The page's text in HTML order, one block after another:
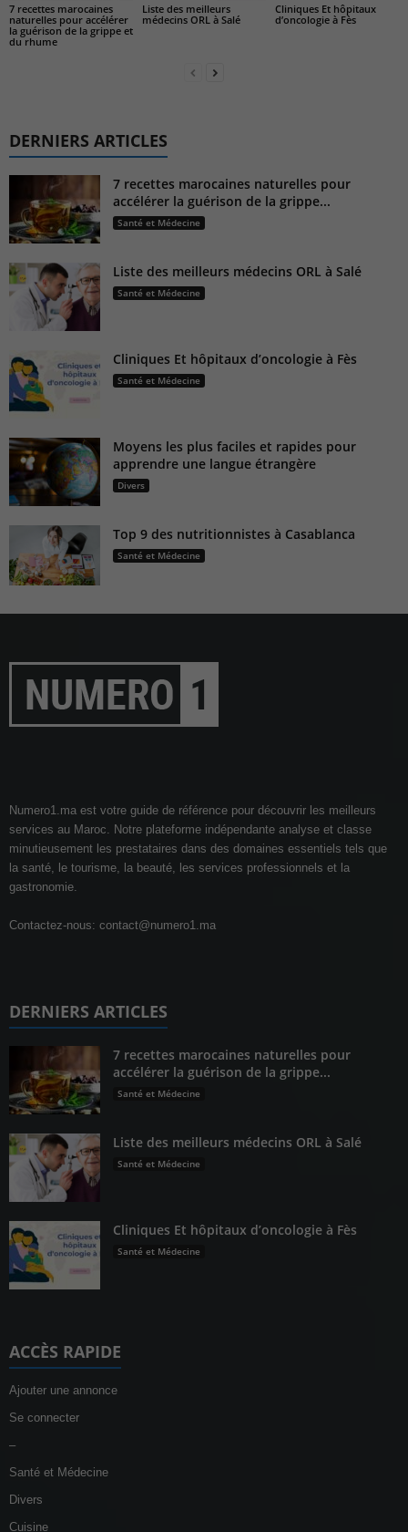
7 recettes marocaines
naturelles pour accélérer
la guérison de la grippe et
du rhume
Liste des meilleurs
médecins ORL à Salé
Cliniques Et hôpitaux
d’oncologie à Fès
DERNIERS ARTICLES
7 recettes marocaines naturelles pour
accélérer la guérison de la grippe...
Santé et Médecine
Liste des meilleurs médecins ORL à Salé
Santé et Médecine
Cliniques Et hôpitaux d’oncologie à Fès
Santé et Médecine
Moyens les plus faciles et rapides pour
apprendre une langue étrangère
Divers
Top 9 des nutritionnistes à Casablanca
Santé et Médecine
Numero1.ma est votre guide de référence pour découvrir les meilleurs
services au Maroc. Notre plateforme indépendante analyse et classe
minutieusement les prestataires dans des domaines essentiels tels que
la santé, le tourisme, la beauté, les services professionnels et la
gastronomie.
Contactez-nous: contact@numero1.ma
DERNIERS ARTICLES
7 recettes marocaines naturelles pour
accélérer la guérison de la grippe...
Santé et Médecine
Liste des meilleurs médecins ORL à Salé
Santé et Médecine
Cliniques Et hôpitaux d’oncologie à Fès
Santé et Médecine
ACCÈS RAPIDE
Ajouter une annonce
Se connecter
–
Santé et Médecine
Divers
Cuisine